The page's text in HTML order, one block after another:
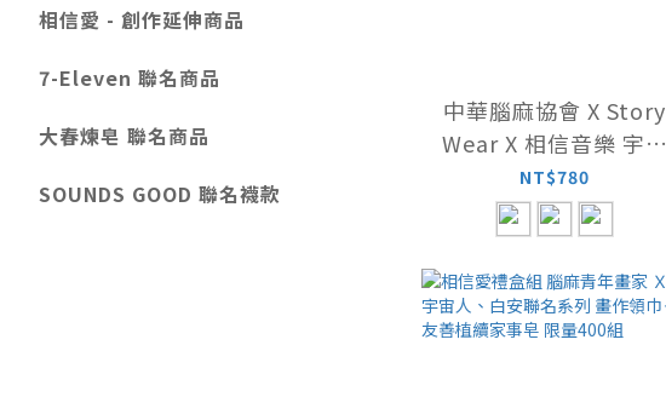
相信愛 - 創作延伸商品
7-Eleven 聯名商品
大春煉皂 聯名商品
SOUNDS GOOD 聯名襪款
中華腦麻協會 X Story
Wear X 相信音樂 宇宙
人 絲巾
NT$780